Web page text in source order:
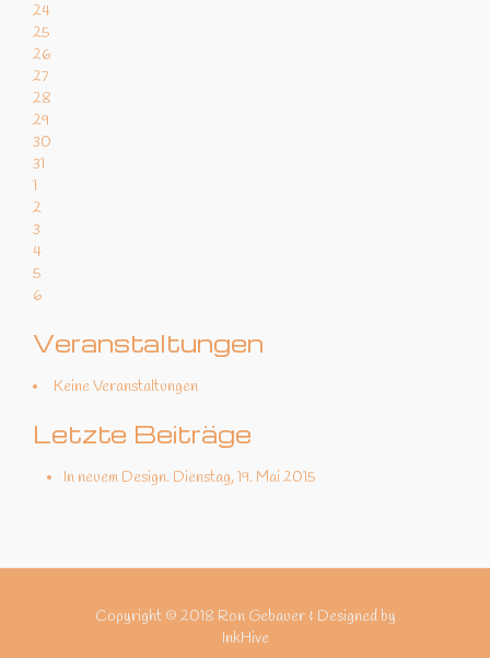
24
25
26
27
28
29
30
31
1
2
3
4
5
6
Veranstaltungen
Keine Veranstaltungen
Letzte Beiträge
In neuem Design. Dienstag, 19. Mai 2015
Copyright © 2018 Ron Gebauer & Designed by
InkHive